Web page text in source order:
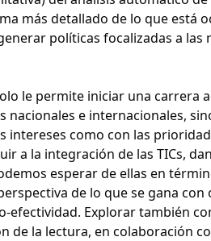
más detallado de lo que está
políticas focalizadas a las
le permite iniciar una carrera
e internacionales,
como con las
a la integración de las TICs,
esperar de ellas en
de lo que se gana
efectividad. Explorar también
de la lectura, en colaboración